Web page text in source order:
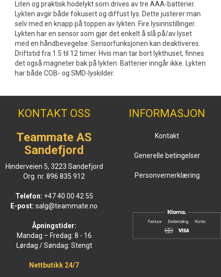
Liten og praktisk hodelykt som drives av tre AAA-batterier.
Lykten avgir både fokusert og diffust lys. Dette justerer man
selv med en knapp på toppen av lykten. Fire lysinnstillinger.
Lykten har en sensor som gjør det enkelt å slå på/av lyset
med en håndbevegelse. Sensorfunksjonen kan deaktiveres.
Driftstid fra 1.5 til 12 timer. Hvis man tar bort lykthuset, finnes
det også magneter bak på lykten. Batterier inngår ikke. Lykten
har både COB- og SMD-lyskilder.
KONTAKT OSS
Teammate AS
Sandefjord
Hinderveien 5, 3223 Sandefjord
Org. nr. 896 835 912
Telefon: +47 40 00 42 55
E-post: salg@teammate.no
Åpningstider:
Mandag – Fredag: 8 - 16
Lørdag / Søndag: Stengt
Nettbutikk 24/7
INFORMASJON
Kontakt
Generelle betingelser
Personvernerklæring